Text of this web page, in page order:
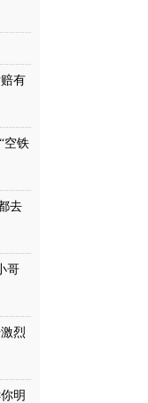
有
空铁
去
哥
烈
明